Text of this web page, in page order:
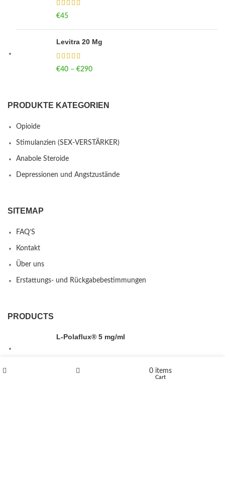
€45
Levitra 20 Mg
€40 – €290
PRODUKTE KATEGORIEN
Opioide
Stimulanzien (SEX-VERSTÄRKER)
Anabole Steroide
Depressionen und Angstzustände
SITEMAP
FAQ’S
Kontakt
Über uns
Erstattungs- und Rückgabebestimmungen
PRODUCTS
L-Polaflux® 5 mg/ml
0 items
Cart